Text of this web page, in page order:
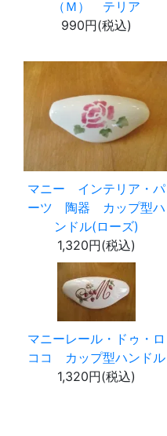
（Ｍ） テリア
990円(税込)
マニー インテリア・パ
ーツ 陶器 カップ型ハ
ンドル(ローズ)
1,320円(税込)
マニーレール・ドゥ・ロ
ココ カップ型ハンドル
1,320円(税込)